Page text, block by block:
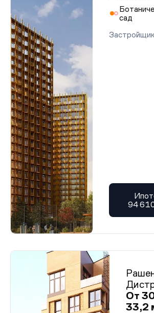
сад
94
От
33,2